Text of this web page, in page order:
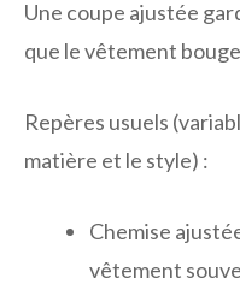
Une coupe ajustée
que le vêtement
Repères usuels
matière et le style) :
Chemise
vêtement